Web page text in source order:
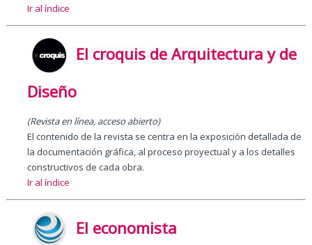
Ir al índice
El croquis de Arquitectura y de
Diseño
(Revista en línea, acceso abierto)
El contenido de la revista se centra en la exposición detallada de
la documentación gráfica, al proceso proyectual y a los detalles
constructivos de cada obra.
Ir al índice
El economista